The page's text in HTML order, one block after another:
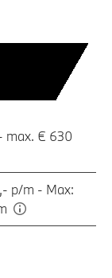
max. € 630
p/m - Max: